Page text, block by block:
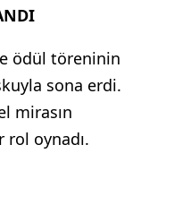
ödül töreninin
sona erdi.
mirasın
rol oynadı.